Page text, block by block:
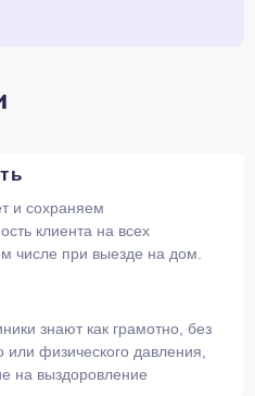
и сохраняем
клиента на всех
числе при выезде на дом.
знают как грамотно, без
или физического давления,
на выздоровление